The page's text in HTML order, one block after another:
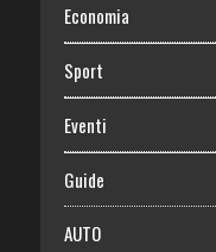
Economia
Sport
Eventi
Guide
AUTO